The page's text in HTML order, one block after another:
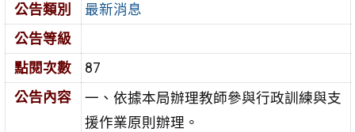
公告類別
最新消息
公告等級
點閱次數
87
公告內容
一、依據本局辦理教師參與行政訓練與支
援作業原則辦理。